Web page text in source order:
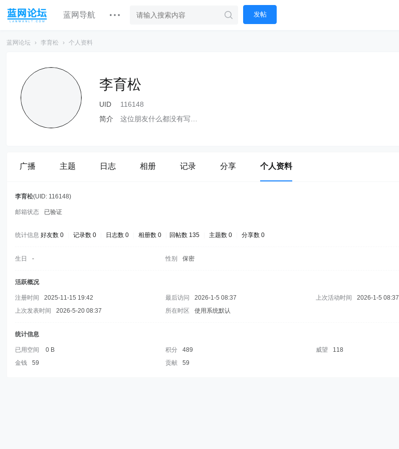
蓝网导航 发帖
蓝网论坛 › 李育松 › 个人资料
李育松
UID
116148
简介
这位朋友什么都没有写…
广播 主题 日志 相册 记录 分享 个人资料
李育松(UID: 116148)
邮箱状态 已验证
统计信息 好友数 0 记录数 0 日志数 0 相册数 0 回帖数 135 主题数 0 分享数 0
生日 - 性别 保密
活跃概况
注册时间 2025-11-15 19:42 最后访问 2026-1-5 08:37 上次活动时间
2026-1-5 08:37
上次发表时间
2026-5-20 08:37 所在时区 使用系统默认
统计信息
已用空间 0 B 积分 489 威望
118
金钱
59 贡献 59